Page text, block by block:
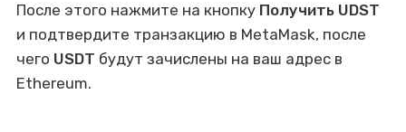
После этого нажмите на кнопку Получить UDST
и подтвердите транзакцию в MetaMask, после
чего USDT будут зачислены на ваш адрес в
Ethereum.